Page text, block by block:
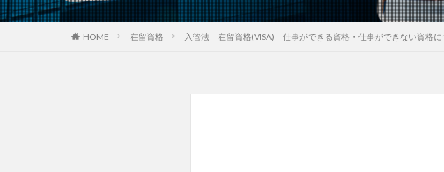
HOME 在留資格 入管法 在留資格(VISA) 仕事ができる資格・仕事ができない資格に